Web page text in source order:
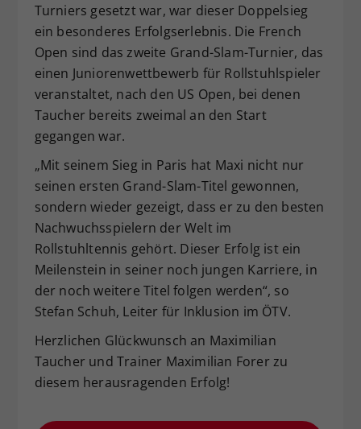
Turniers gesetzt war, war dieser Doppelsieg
ein besonderes Erfolgserlebnis. Die French
Open sind das zweite Grand-Slam-Turnier, das
einen Juniorenwettbewerb für Rollstuhlspieler
veranstaltet, nach den US Open, bei denen
Taucher bereits zweimal an den Start
gegangen war.
„Mit seinem Sieg in Paris hat Maxi nicht nur
seinen ersten Grand-Slam-Titel gewonnen,
sondern wieder gezeigt, dass er zu den besten
Nachwuchsspielern der Welt im
Rollstuhltennis gehört. Dieser Erfolg ist ein
Meilenstein in seiner noch jungen Karriere, in
der noch weitere Titel folgen werden“, so
Stefan Schuh, Leiter für Inklusion im ÖTV.
Herzlichen Glückwunsch an Maximilian
Taucher und Trainer Maximilian Forer zu
diesem herausragenden Erfolg!